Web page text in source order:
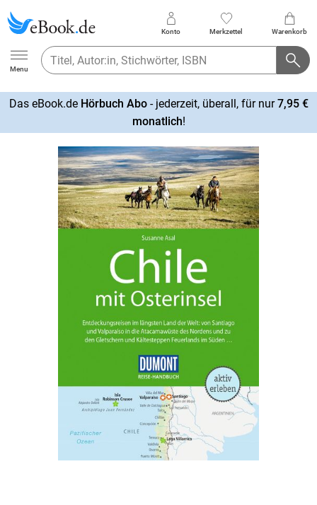
Ebook.de
Menu
Konto Merkzettel Warenkorb
Das eBook.de Hörbuch Abo- jederzeit, überall, für nur7,95 €
monatlich!